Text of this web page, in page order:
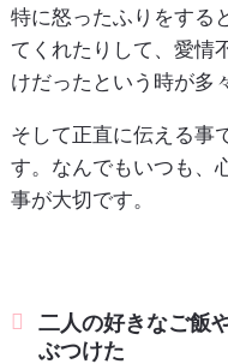
特に怒ったふりをする
てくれたりして、愛情
けだったという時が多
そして正直に伝える事
す。なんでもいつも、
事が大切です。
二人の好きなご飯
ぶつけた